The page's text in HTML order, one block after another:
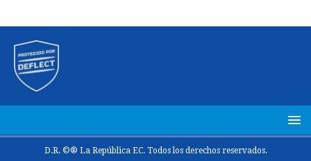
D.R. ©® La República EC. Todos los derechos reservados.